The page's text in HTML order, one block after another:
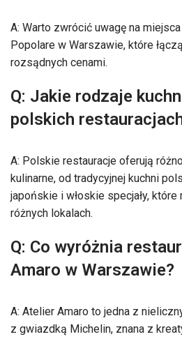
A: Warto zwrócić uwagę na
Popolare w Warszawie, które
rozsądnych cenami.
Q: Jakie rodzaje
polskich
A: Polskie restauracje oferują
kulinarne, od tradycyjnej kuchni
japońskie i włoskie specjały,
różnych lokalach.
Q: Co wyróżnia
Amaro w Warszawie?
A: Atelier Amaro to jedna z
z gwiazdką Michelin, znana z